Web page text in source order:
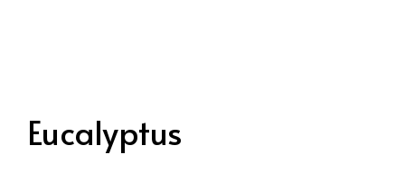
Eucalyptus